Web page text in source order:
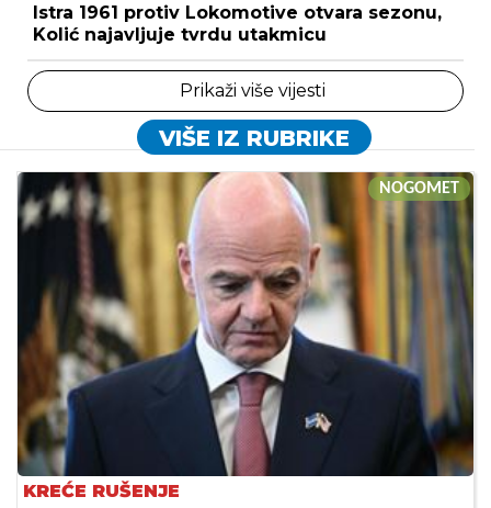
Istra 1961 protiv Lokomotive otvara sezonu,
Kolić najavljuje tvrdu utakmicu
Prikaži više vijesti
VIŠE IZ RUBRIKE
NOGOMET
KREĆE RUŠENJE